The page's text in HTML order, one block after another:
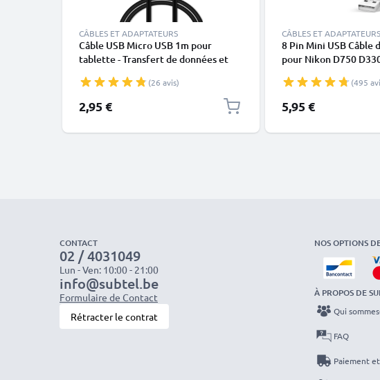
CÂBLES ET ADAPTATEURS
Câble USB Micro USB 1m pour
tablette - Transfert de données et
(26 avis)
2,95 €
CÂBLES ET ADAPTATEURS
8 Pin Mini USB Câble
pour Nikon D750
3200 5600
(495
5,95 €
CONTACT
02 / 4031049
Lun - Ven: 10:00 - 21:00
info@subtel.be
Formulaire de Contact
Rétracter le contrat
NOS OPTIONS
À PROPOS DE
Qui
FAQ
Paiement